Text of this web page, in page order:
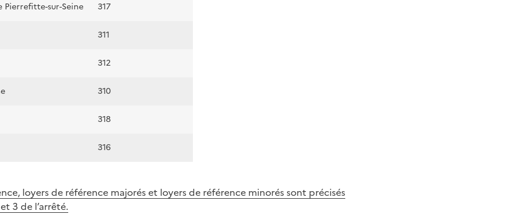
Pierrefitte-sur-Seine 317
311
312
310
318
316
loyers de référence majorés et loyers de référence minorés sont précisés
3 de l’arrêté.